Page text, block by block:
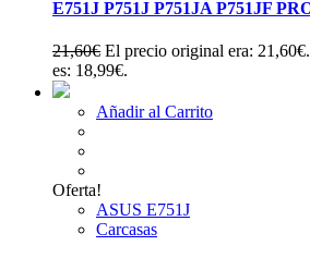
E751J P751J P751JA P751JF
21,60€ El precio original era: 21,60€.
es: 18,99€.
Añadir al Carrito
Oferta!
ASUS E751J
Carcasas